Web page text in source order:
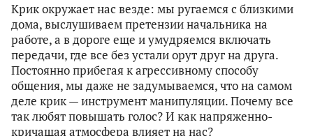
Крик окружает нас везде: мы ругаемся с близкими
дома, выслушиваем претензии начальника на
работе, а в дороге еще и умудряемся включать
передачи, где все без устали орут друг на друга.
Постоянно прибегая к агрессивному способу
общения, мы даже не задумываемся, что на самом
деле крик — инструмент манипуляции. Почему все
так любят повышать голос? И как напряженно-
кричащая атмосфера влияет на нас?